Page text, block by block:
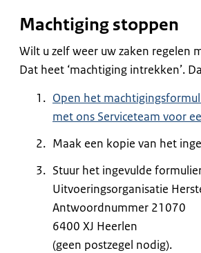
Machtiging stoppen
Wilt u zelf weer uw zaken regelen
Dat heet ‘machtiging intrekken’.
Open het
met ons Serviceteam voor
Maak een kopie van het
Stuur het ingevulde
Uitvoeringsorganisatie
Antwoordnummer 21070
6400 XJ Heerlen
(geen postzegel nodig).